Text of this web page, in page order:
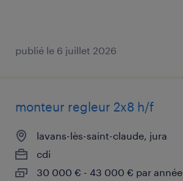
publié le 6 juillet 2026
monteur regleur 2x8 h/f
lavans-lès-saint-claude, jura
cdi
30 000 € - 43 000 € par année